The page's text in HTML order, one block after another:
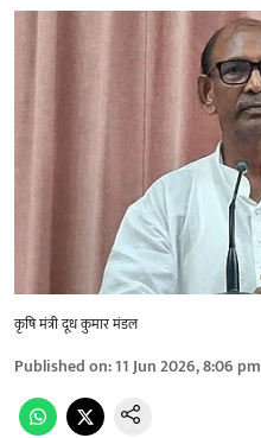
कृषि मंत्री दूध कुमार मंडल
Published on:11 Jun 2026, 8:06 pm